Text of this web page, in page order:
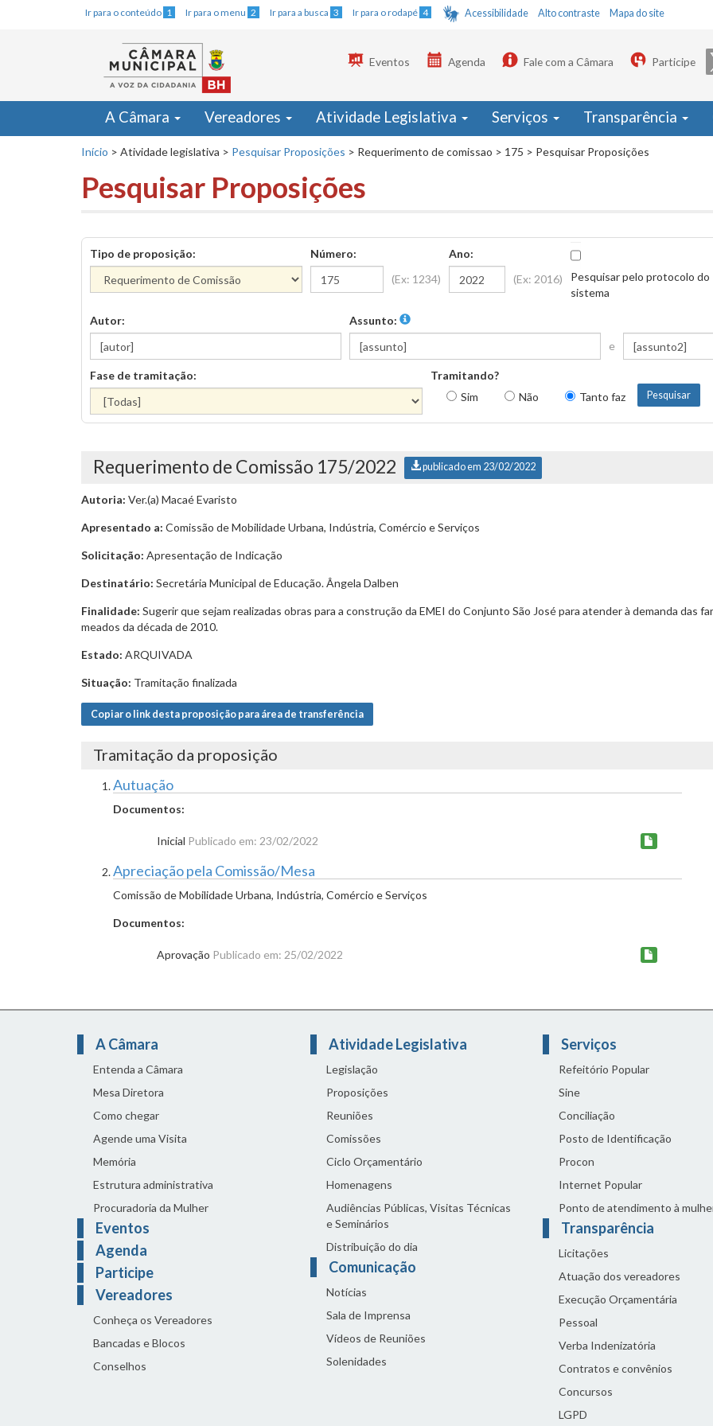
Ir para o conteúdo 1 Ir para o menu 2 Ir para a busca 3 Ir para o rodapé 4 Acessibilidade Alto contraste Mapa do site
Eventos Agenda Fale com a Câmara Participe
A Câmara Vereadores Atividade Legislativa Serviços Transparência
Início > Atividade legislativa > Pesquisar Proposições > Requerimento de comissao > 175 > Pesquisar Proposições
Pesquisar Proposições
Tipo de proposição:
Número:
(Ex: 1234)
Ano:
(Ex: 2016)
Pesquisar pelo protocolo do
sistema
Autor:
Assunto:
e
Fase de tramitação:
Tramitando?
Sim
Não Tanto faz
Requerimento de Comissão 175/2022 publicado em 23/02/2022
Autoria: Ver.(a) Macaé Evaristo
Apresentado a: Comissão de Mobilidade Urbana, Indústria, Comércio e Serviços
Solicitação: Apresentação de Indicação
Destinatário: Secretária Municipal de Educação. Ângela Dalben
Finalidade: Sugerir que sejam realizadas obras para a construção da EMEI do Conjunto São José para atender à demanda das
meados da década de 2010.
Estado: ARQUIVADA
Situação: Tramitação finalizada
Copiar o link desta proposição para área de transferência
Tramitação da proposição
Autuação
Documentos:
Inicial Publicado em: 23/02/2022
Apreciação pela Comissão/Mesa
Comissão de Mobilidade Urbana, Indústria, Comércio e Serviços
Documentos:
Aprovação Publicado em: 25/02/2022
A Câmara
Entenda a Câmara
Mesa Diretora
Como chegar
Agende uma Visita
Memória
Estrutura administrativa
Procuradoria da Mulher
Eventos
Agenda
Participe
Vereadores
Conheça os Vereadores
Bancadas e Blocos
Conselhos
Atividade Legislativa
Legislação
Proposições
Reuniões
Comissões
Ciclo Orçamentário
Homenagens
Audiências Públicas, Visitas Técnicas
e Seminários
Distribuição do dia
Comunicação
Notícias
Sala de Imprensa
Vídeos de Reuniões
Solenidades
Serviços
Refeitório Popular
Sine
Conciliação
Posto de Identificação
Procon
Internet Popular
Ponto de atendimento à
Transparência
Licitações
Atuação dos vereadores
Execução Orçamentária
Pessoal
Verba Indenizatória
Contratos e convênios
Concursos
LGPD